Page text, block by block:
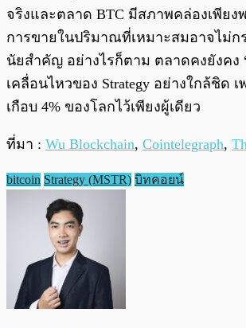
จริงและตลาด BTC มีสภาพคล่องเพียง
การขายในปริมาณที่เหมาะสมอาจไม่ก
นัยสำคัญ อย่างไรก็ตาม ตลาดคงยังคง
เคลื่อนไหวของ Strategy อย่างใกล้ชิด
เกือบ 4% ของโลกไว้เพียงผู้เดียว
ที่มา : Wu Blockchain, Cointelegraph,
bitcoin Strategy (MSTR) บิทคอยน์